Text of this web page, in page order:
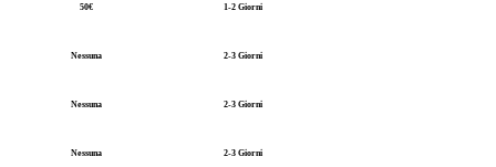
50€ 1-2 Giorni
Nessuna 2-3 Giorni
Nessuna 2-3 Giorni
Nessuna 2-3 Giorni